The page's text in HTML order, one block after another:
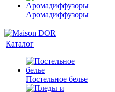
Аромадиффузоры
Каталог
Постельное белье